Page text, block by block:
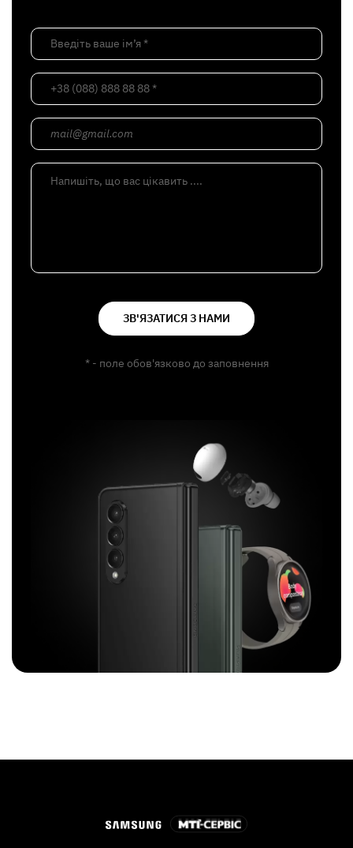
Введіть ваше ім’я *
+38 (088) 888 88 88 *
mail@gmail.com
Напишіть, що вас цікавить ....
ЗВ'ЯЗАТИСЯ З НАМИ
* - поле обов'язково до заповнення